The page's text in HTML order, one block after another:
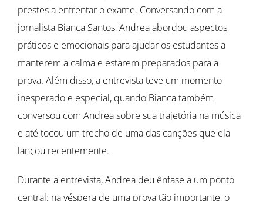
prestes a enfrentar o exame. Conversando com a
jornalista Bianca Santos, Andrea abordou aspectos
práticos e emocionais para ajudar os estudantes a
manterem a calma e estarem preparados para a
prova. Além disso, a entrevista teve um momento
inesperado e especial, quando Bianca também
conversou com Andrea sobre sua trajetória na música
e até tocou um trecho de uma das canções que ela
lançou recentemente.
Durante a entrevista, Andrea deu ênfase a um ponto
central: na véspera de uma prova tão importante, o